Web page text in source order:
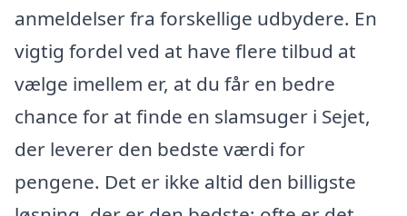
anmeldelser fra forskellige udbydere. En
vigtig fordel ved at have flere tilbud at
vælge imellem er, at du får en bedre
chance for at finde en slamsuger i Sejet,
der leverer den bedste værdi for
pengene. Det er ikke altid den billigste